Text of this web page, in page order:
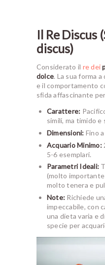
Il Re Discus
discus)
Considerato il re dei
dolce. La sua forma
e il comportamento
sfida affascinante
Carattere:
simili, ma timido
Dimensioni: Fino
Acquario Minimo:
5-6 esemplari.
Parametri Ideali:
(molto
molto tenera e
Note: Richiede
impeccabile, con
una dieta varia e
specie per